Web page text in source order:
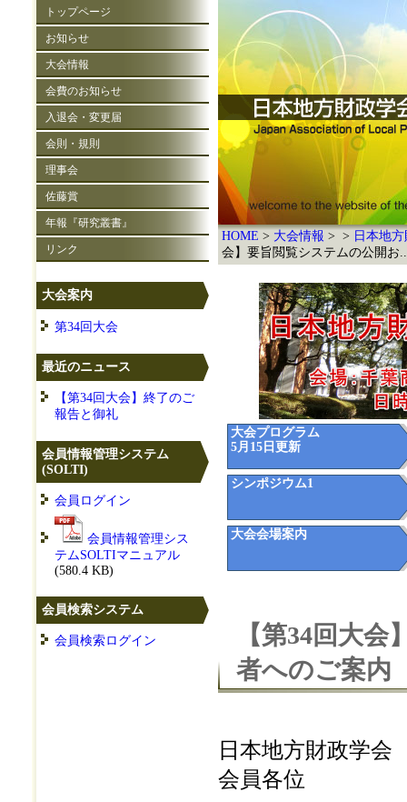
HOME 大会情報
日本地
会】要旨閲覧システムの公開お
大会プログラム
5月15日更新
シンポジウム1
大会会場案内
【第34回大
者へのご案内
日本地方財政学会
会員各位
トップページ
お知らせ
大会情報
会費のお知らせ
入退会・変更届
会則・規則
理事会
佐藤賞
年報『研究叢書』
リンク
大会案内
第34回大会
最近のニュース
【第34回大会】終了のご
報告と御礼
会員情報管理システム
(SOLTI)
会員ログイン
会員情報管理シス
テムSOLTIマニュアル
(580.4 KB)
会員検索システム
会員検索ログイン